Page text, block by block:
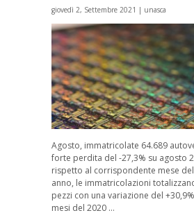
giovedì 2, Settembre 2021 | unasca
Agosto, immatricolate 64.689
forte perdita del -27,3% su agosto
rispetto al corrispondente mese
anno, le immatricolazioni
pezzi con una variazione del
mesi del 2020 …